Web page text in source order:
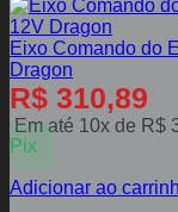
Eixo Comando do
Dragon
R$ 310,89
Em até 10x de R$
Pix
Adicionar ao